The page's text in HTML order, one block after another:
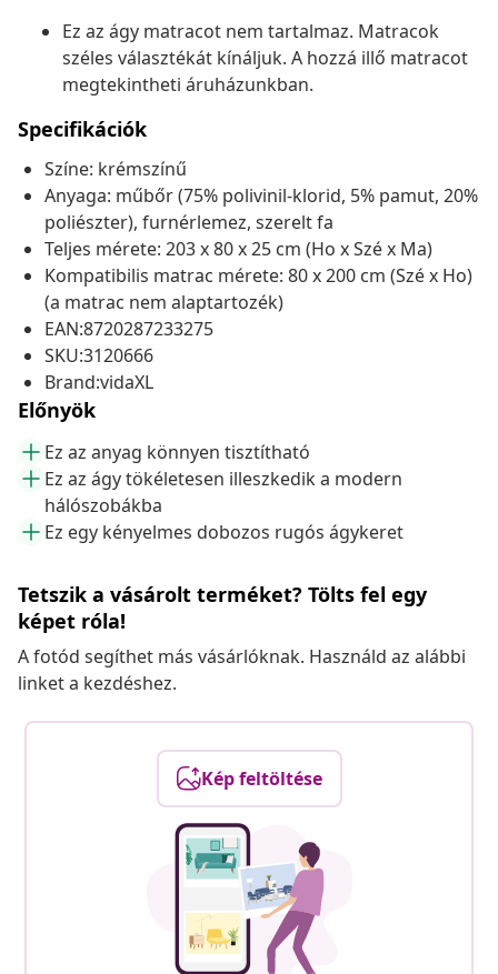
Ez az ágy matracot nem tartalmaz. Matracok
széles választékát kínáljuk. A hozzá illő matracot
megtekintheti áruházunkban.
Specifikációk
Színe: krémszínű
Anyaga: műbőr (75% polivinil-klorid, 5% pamut, 20%
poliészter), furnérlemez, szerelt fa
Teljes mérete: 203 x 80 x 25 cm (Ho x Szé x Ma)
Kompatibilis matrac mérete: 80 x 200 cm (Szé x Ho)
(a matrac nem alaptartozék)
EAN:8720287233275
SKU:3120666
Brand:vidaXL
Előnyök
Ez az anyag könnyen tisztítható
Ez az ágy tökéletesen illeszkedik a modern
hálószobákba
Ez egy kényelmes dobozos rugós ágykeret
Tetszik a vásárolt terméket? Tölts fel egy
képet róla!
A fotód segíthet más vásárlóknak. Használd az alábbi
linket a kezdéshez.
Kép feltöltése